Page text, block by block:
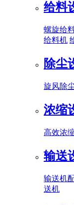
给料
螺旋给
给料机
除尘
旋风除
浓缩
高效浓
输送
输送机
送机